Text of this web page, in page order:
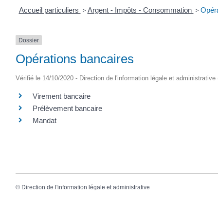
Accueil particuliers > Argent - Impôts - Consommation >
Dossier
Opérations bancaires
Vérifié le 14/10/2020 - Direction de l'information légale et administrative
Virement bancaire
Prélèvement bancaire
Mandat
© Direction de l'information légale et administrative